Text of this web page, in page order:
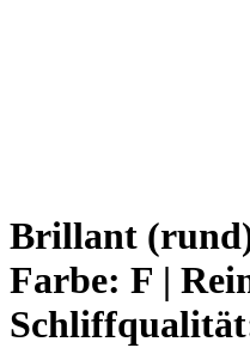
Brillant
Farbe: F |